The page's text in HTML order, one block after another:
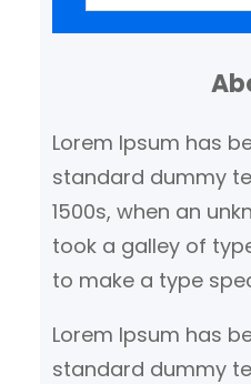
Lorem Ipsum has
standard dummy
1500s, when an
took a galley of
to make a type
Lorem Ipsum has
standard dummy